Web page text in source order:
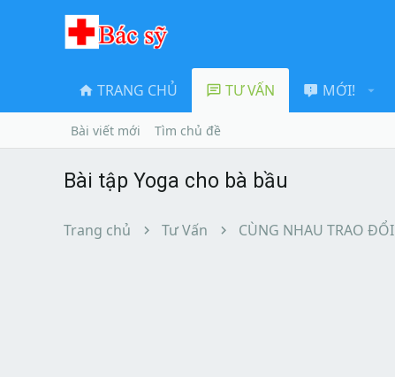
TRANG CHỦ TƯ VẤN MỚI!
Bài viết mới Tìm chủ đề
Bài tập Yoga cho bà bầu
Trang chủ Tư Vấn CÙNG NHAU TRAO ĐỔI